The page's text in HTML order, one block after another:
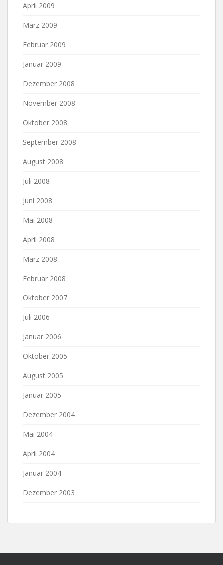
April 2009
März 2009
Februar 2009
Januar 2009
Dezember 2008
November 2008
Oktober 2008
September 2008
August 2008
Juli 2008
Juni 2008
Mai 2008
April 2008
März 2008
Februar 2008
Oktober 2007
Juli 2006
Januar 2006
Oktober 2005
August 2005
Januar 2005
Dezember 2004
Mai 2004
April 2004
Januar 2004
Dezember 2003